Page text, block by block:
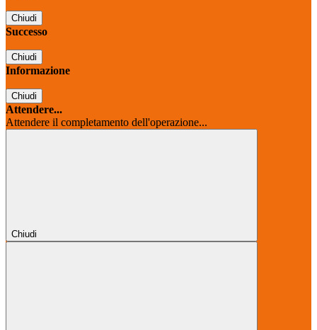
Chiudi
Successo
Chiudi
Informazione
Chiudi
Attendere...
Attendere il completamento dell'operazione...
Chiudi